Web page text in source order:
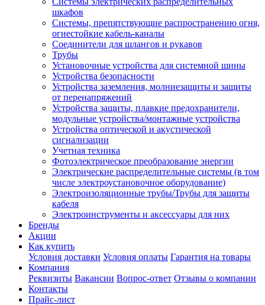
шкафов
Системы, препятствующие распространению огня,
огнестойкие кабель-каналы
Соединители для шлангов и рукавов
Трубы
Установочные устройства для системной шины
Устройства безопасности
Устройства заземления, молниезащиты и защиты
от перенапряжений
Устройства защиты, плавкие предохранители,
модульные устройства/монтажные устройства
Устройства оптической и акустической
сигнализации
Учетная техника
Фотоэлектрическое преобразование энергии
Электрические распределительные системы (в том
числе электроустановочное оборудование)
Электроизоляционные трубы/Трубы для защиты
кабеля
Электроинструменты и аксессуары для них
Бренды
Акции
Как купить
Условия доставки Условия оплаты Гарантия на товары
Компания
Реквизиты Вакансии Вопрос-ответ Отзывы о компании
Контакты
Прайс-лист